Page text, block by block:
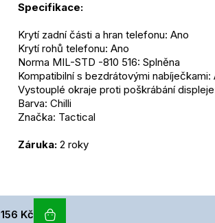
Specifikace:
Krytí zadní části a hran telefonu: Ano
Krytí rohů telefonu: Ano
Norma MIL-STD -810 516: Splněna
Kompatibilní s bezdrátovými nabíječkami:
Vystouplé okraje proti poškrábání
Barva: Chilli
Značka: Tactical
Záruka: 2 roky
156 Kč